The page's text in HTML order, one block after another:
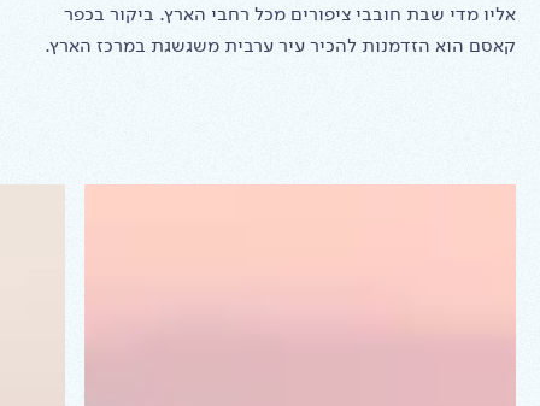
אליו מדי שבת חובבי ציפורים מכל רחבי הארץ. ביקור בכפר
קאסם הוא הזדמנות להכיר עיר ערבית משגשגת במרכז הארץ.